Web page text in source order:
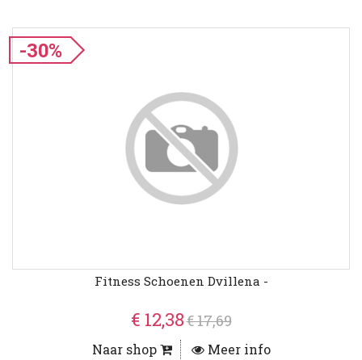
-30%
Fitness Schoenen Dvillena -
€ 12,38€ 17,69
Naar shop Meer info